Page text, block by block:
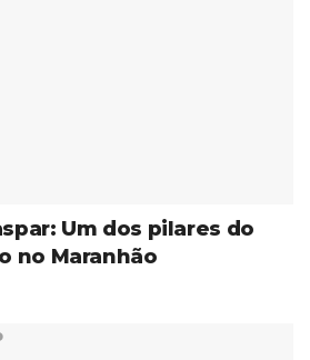
Um dos pilares do
no Maranhão